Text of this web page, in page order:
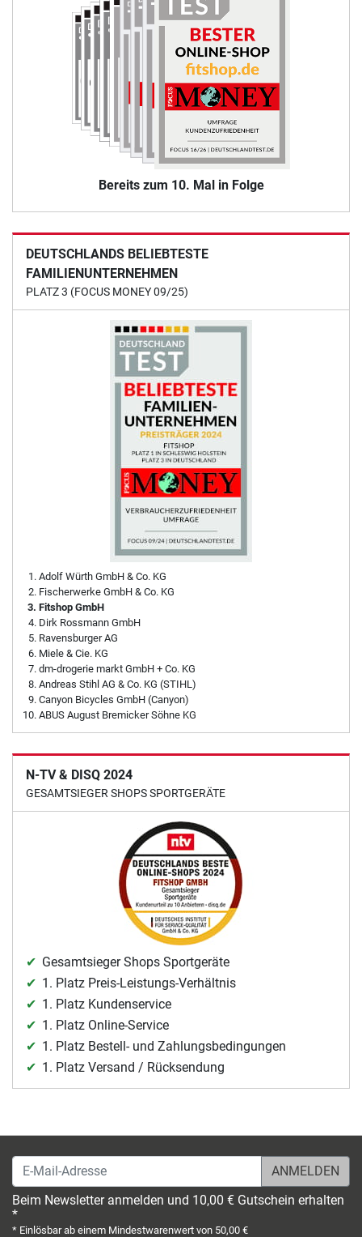
Bereits zum 10. Mal in Folge
DEUTSCHLANDS BELIEBTESTE
FAMILIENUNTERNEHMEN
PLATZ 3 (FOCUS MONEY 09/25)
Adolf Würth GmbH & Co. KG
Fischerwerke GmbH & Co. KG
Fitshop GmbH
Dirk Rossmann GmbH
Ravensburger AG
Miele & Cie. KG
dm-drogerie markt GmbH + Co. KG
Andreas Stihl AG & Co. KG (STIHL)
Canyon Bicycles GmbH (Canyon)
ABUS August Bremicker Söhne KG
N-TV & DISQ 2024
GESAMTSIEGER SHOPS SPORTGERÄTE
Gesamtsieger Shops Sportgeräte
1. Platz Preis-Leistungs-Verhältnis
1. Platz Kundenservice
1. Platz Online-Service
1. Platz Bestell- und Zahlungsbedingungen
1. Platz Versand / Rücksendung
E-Mail-Adresse
Beim Newsletter anmelden und 10,00 € Gutschein erhalten
*
* Einlösbar ab einem Mindestwarenwert von 50,00 €